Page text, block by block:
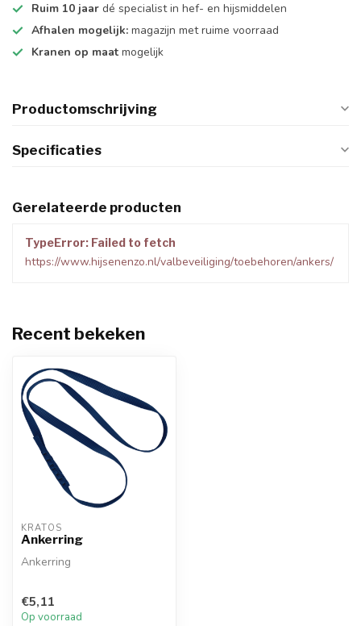
Ruim 10 jaar dé specialist in hef- en hijsmiddelen
Afhalen mogelijk: magazijn met ruime voorraad
Kranen op maat mogelijk
Productomschrijving
Specificaties
Gerelateerde producten
TypeError: Failed to fetch
https://www.hijsenenzo.nl/valbeveiliging/toebehoren/ankers/
Recent bekeken
KRATOS
Ankerring
Ankerring
€5,11
Op voorraad